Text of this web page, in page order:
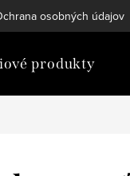
osobných údajov
produkty